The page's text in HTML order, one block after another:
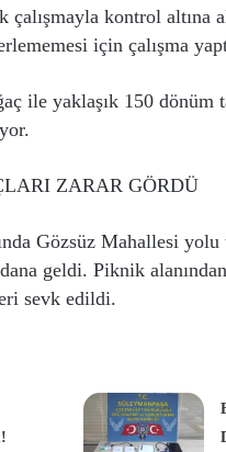
kontrol altına
için çalışma
ile yaklaşık 150 dönüm
ZARAR GÖRDÜ
Gözsüz Mahallesi
geldi. Piknik
sevk edildi.